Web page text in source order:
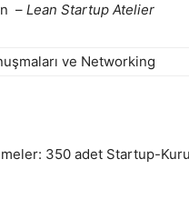
– Lean Startup Atelier
ve Networking
350 adet Startup-